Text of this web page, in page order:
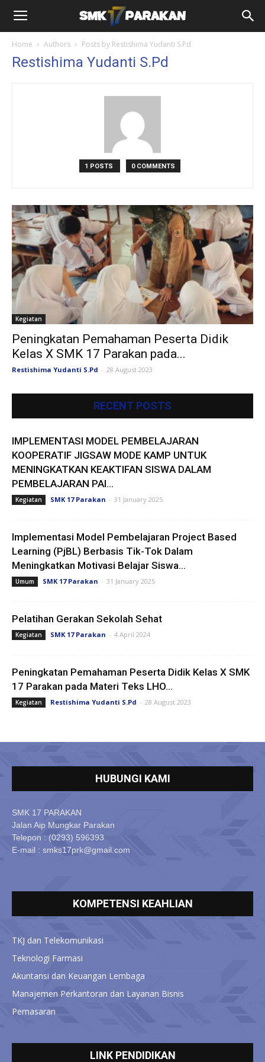
Home Authors Posts by Restishima Yudanti S.Pd
Restishima Yudanti S.Pd
1 POSTS 0 COMMENTS
Kegiatan
Peningkatan Pemahaman Peserta Didik
Kelas X SMK 17 Parakan pada...
Restishima Yudanti S.Pd - 28 August 2023
RECENT POSTS
IMPLEMENTASI MODEL PEMBELAJARAN
KOOPERATIF JIGSAW MODE KAMP UNTUK
MENINGKATKAN KEAKTIFAN SISWA DALAM
PEMBELAJARAN PAI...
Kegiatan SMK 17 Parakan - 31 January 2025
Implementasi Model Pembelajaran Project Based
Learning (PjBL) Berbasis Tik-Tok Dalam
Meningkatkan Motivasi Belajar Siswa...
Umum SMK 17 Parakan - 31 January 2025
Pelatihan Gerakan Sekolah Sehat
Kegiatan SMK 17 Parakan - 4 April 2024
Peningkatan Pemahaman Peserta Didik Kelas X SMK
17 Parakan pada Materi Teks LHO...
Kegiatan Restishima Yudanti S.Pd - 28 August 2023
HUBUNGI KAMI
SMK 17 PARAKAN
Jalan Aip Mungkar Parakan
Telepon : (0293) 596393
E-mail : smks17prk@gmail.com
KOMPETENSI KEAHLIAN
TKJ dan Telekomunikasi
Teknologi Farmasi
Akuntansi dan Keuangan Lembaga
Manajemen Perkantoran dan Layanan Bisnis
Pemasaran
LINK PENDIDIKAN